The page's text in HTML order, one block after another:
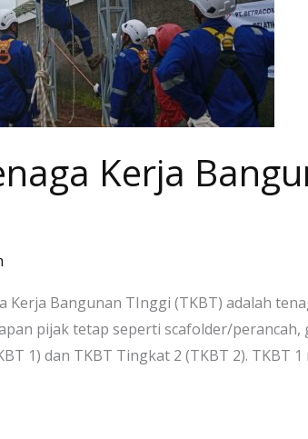
Kerja
Kerja Bangunan TInggi (TKBT) adalah
pijak tetap seperti scafolder/
1) dan TKBT Tingkat 2 (TKBT 2). TKBT